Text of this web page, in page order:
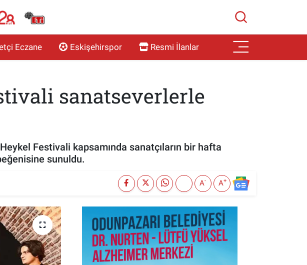
Eczane Eskişehirspor Resmi İlanlar
sanatseverlerle
Festivali kapsamında sanatçıların bir hafta
sunuldu.
A- A+